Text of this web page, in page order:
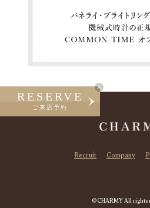
RESERVE
ご来店予約
Recruit Company
©CHARMY All rights